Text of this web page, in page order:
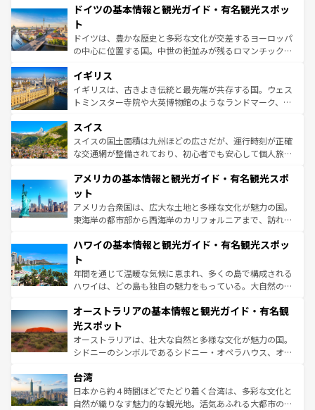
せる。地方によって風土や気候が異なるスペインはその個
ンテンツ一覧 を参照してほしい。
で、幅広い魅力が詰まっている。華麗な宮殿、歴史的な大
聖堂、美しいビーチ、そして豊かな自然が、訪れる者を心
から魅了する。また、フランスは美食の国としても知ら
れ、フランス料理はユネスコ無形文化遺産にも登録されて
香り高いラベンダー畑など、多彩な楽しみ方が可能だ。さ
らに、パリ以外の地域にも魅力が溢れており、どの街角に
も豊かな歴史と文化が息づいている。パリ以外の個性あふ
を参照してほしい。
ドイツの基本情報と観光ガイド・有名観光スポッ
ト
ドイツは、豊かな歴史と多彩な文化が交差するヨーロッパ
の中心に位置する国。中世の街並みが残るロマンチック街
顔を持つこの国は、どこを歩いても飽きることがない。ベ
ルリンの文化的活気、バイエルン州のアルプスの絶景、そ
してライン川沿いのワイン畑といった風景は必見。ビール
は、お酒好きな人にはぜひ体験してほしい。 なお、新着の
ドイツ情報はコンテンツ一覧を参照してほしい。
イギリス
イギリスは、古きよき伝統と最先端が共存する国。ウェス
トミンスター寺院や大英博物館のようなランドマーク、歴
リアごとに異なる魅力がある。また、優雅なアフタヌーン
ティー、ビール好きにはたまらない英国パブ、サッカー観
戦など、本場だからこそできる体験も豊富。イギリスを旅
ンツ一覧を参照してほしい。
スイス
スイスの国土面積は九州ほどの広さだが、運行時刻が正確
な交通網が整備されており、初心者でも安心して個人旅行
の建物がそのまま残る町や、スイスならではのユニークな
博物館もあり、アルプス観光だけでなく町歩きも満喫する
ことができる。国民の所得が高いため物価も高いが、旅行
者向けの交通パス提供のサービスもあり、うまく活用すれ
着のスイス情報はコンテンツ一覧を参照してほしい。
アメリカの基本情報と観光ガイド・有名観光スポ
ット
アメリカ合衆国は、広大な土地と多様な文化が魅力の国。
東海岸の都市部から西海岸のカリフォルニアまで、訪れる
のような巨大都市は、観光、ショッピング、エンターテイ
ンメントが詰まった刺激的なスポットだ。一方、アメリカ
西部には大自然が広がり、グランドキャニオンやイエロー
ストーン国立公園といった絶景が堪能できる。さらに、南
文化が魅力。旅行者はアメリカの各地域で異なる魅力を楽
しみながら、その多様性と豊かな歴史を感じることができ
るだろう。車でのロードトリップや列車の旅も、アメリカ
ならではの贅沢な旅のスタイルだ。 なお、新着のアメリカ
情報は コンテンツ一覧 を参照してほしい。
ハワイの基本情報と観光ガイド・有名観光スポッ
ト
年間を通じて温暖な気候に恵まれ、多くの島で構成される
ハワイは、どの島も独自の魅力をもっている。大自然の神
ワイ島は見逃せない。また、定番の観光地といえばオアフ
島だが、静かな自然を求めるならマウイ島やカウアイ島が
おすすめ。エメラルドグリーンに輝く海をはじめ、豊かな
文化や歴史が息づいている。「アロハスピリット」と呼ば
人々、おいしいローカルフードやハワイアンミュージッ
ク、伝統的なフラダンスなど、すべてがハワイの魅力を彩
っている。訪れるたびに新しい発見と感動が待っているハ
オーストラリアの基本情報と観光ガイド・有名観
光スポット
オーストラリアは、壮大な自然と多様な文化が魅力の国。
シドニーのシンボルであるシドニー・オペラハウス、オー
リアリーフや大陸中央部にそびえるウルル（エアーズロッ
ク）、タスマニアの美しい原生林やケアンズの熱帯雨林な
ど、見どころがたくさん。また、カフェやワイン、オージ
台湾
日本から約４時間ほどでたどり着く台湾は、多彩な文化と
自然が織りなす魅力的な観光地。活気あふれる大都市の台